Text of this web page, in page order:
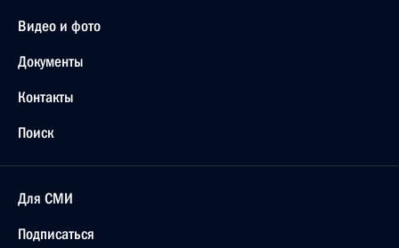
Видео и фото
Документы
Контакты
Поиск
Для СМИ
Подписаться